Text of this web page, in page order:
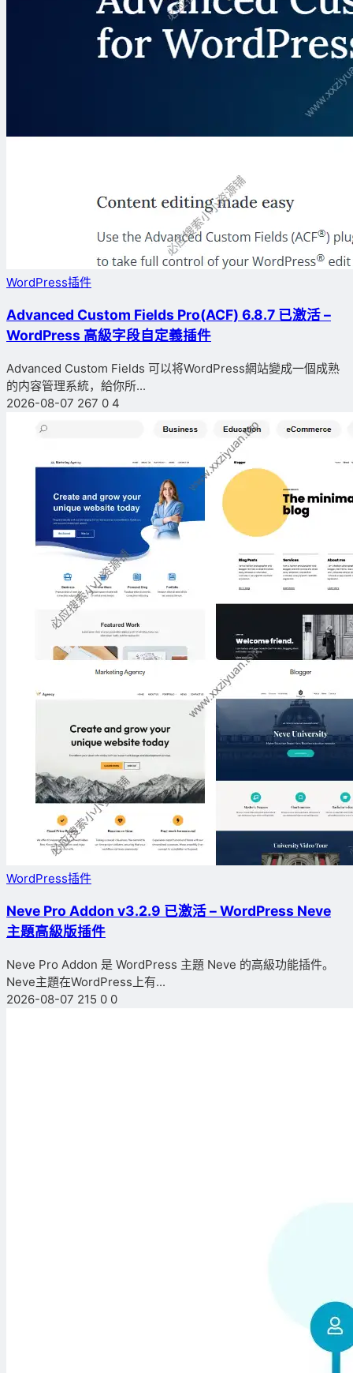
WordPress插件
Advanced Custom Fields Pro(ACF) 6.8.7 已激活 –
WordPress 高級字段自定義插件
Advanced Custom Fields 可以将WordPress網站變成一個成熟
的内容管理系統，給你所...
2026-08-07 267 0 4
WordPress插件
Neve Pro Addon v3.2.9 已激活 – WordPress Neve
主題高級版插件
Neve Pro Addon 是 WordPress 主題 Neve 的高級功能插件。
Neve主題在WordPress上有...
2026-08-07 215 0 0